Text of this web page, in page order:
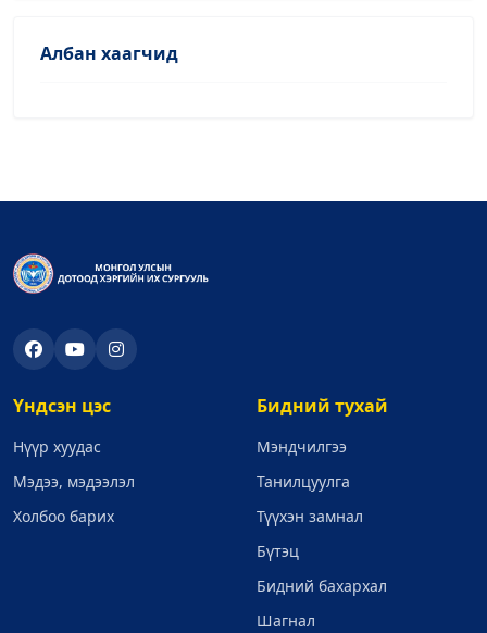
Албан хаагчид
Үндсэн цэс
Нүүр хуудас
Мэдээ, мэдээлэл
Холбоо барих
Бидний тухай
Мэндчилгээ
Танилцуулга
Түүхэн замнал
Бүтэц
Бидний бахархал
Шагнал